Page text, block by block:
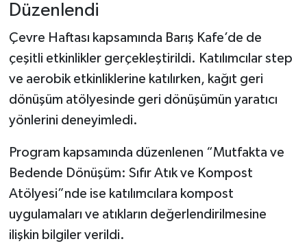
Düzenlendi
Çevre Haftası kapsamında Barış Kafe’de de
çeşitli etkinlikler gerçekleştirildi. Katılımcılar step
ve aerobik etkinliklerine katılırken, kağıt geri
dönüşüm atölyesinde geri dönüşümün yaratıcı
yönlerini deneyimledi.
Program kapsamında düzenlenen “Mutfakta ve
Bedende Dönüşüm: Sıfır Atık ve Kompost
Atölyesi”nde ise katılımcılara kompost
uygulamaları ve atıkların değerlendirilmesine
ilişkin bilgiler verildi.